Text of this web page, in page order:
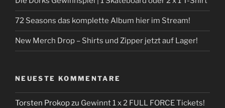
72 Seasons das komplette Album hier im Stream!
New Merch Drop – Shirts und Zipper jetzt auf Lager!
NEUESTE KOMMENTARE
Torsten Prokopzu Gewinnt 1 x 2 FULL FORCE Tickets!